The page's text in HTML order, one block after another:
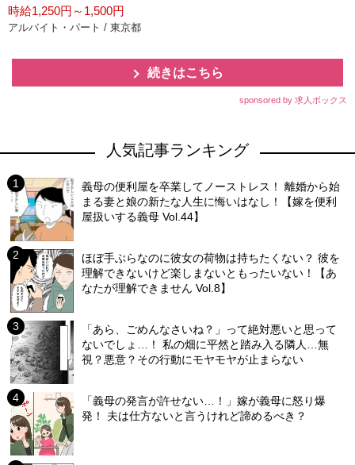
時給1,250円～1,500円
アルバイト・パート / 東京都
続きはこちら
sponsored by 求人ボックス
人気記事ランキング
義母の便利屋を卒業してノーストレス！ 離婚から始
まる妻と娘の新たな人生に悔いはなし！【嫁を便利
屋扱いする義母 Vol.44】
ほぼ手ぶらなのに彼女の荷物は持ちたくない？ 彼を
理解できないけど楽しまないともったいない！【あ
なたが理解できません Vol.8】
「あら、ごめんなさいね？」って絶対悪いと思って
ないでしょ…！ 私の畑に平然と踏み入る隣人…無
視？悪意？その行動にモヤモヤが止まらない
「義母の発言が許せない…！」嫁が義母に怒り爆
発！ 夫は仕方ないと言うけれど諦めるべき？